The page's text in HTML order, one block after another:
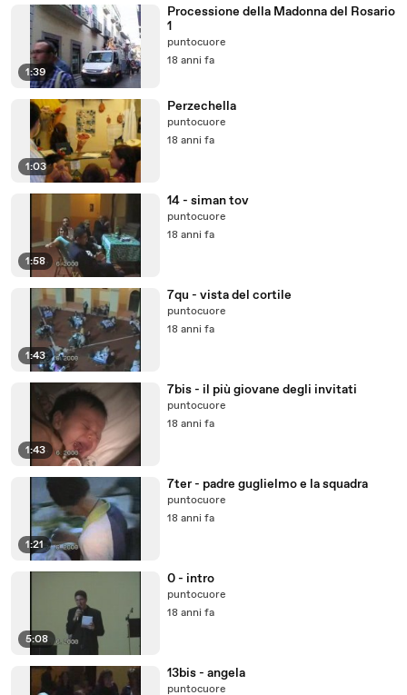
1:39
Processione della Madonna del Rosario
1
puntocuore
18 anni fa
1:03
Perzechella
puntocuore
18 anni fa
1:58
14 - siman tov
puntocuore
18 anni fa
1:43
7qu - vista del cortile
puntocuore
18 anni fa
1:43
7bis - il più giovane degli invitati
puntocuore
18 anni fa
1:21
7ter - padre guglielmo e la squadra
puntocuore
18 anni fa
5:08
0 - intro
puntocuore
18 anni fa
13bis - angela
puntocuore